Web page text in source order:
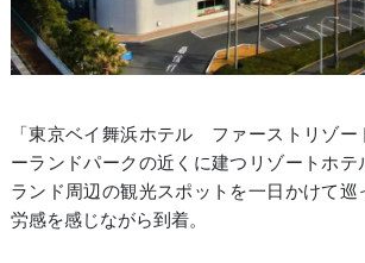
「東京ベイ舞浜ホテル ファーストリゾー
ーランドパークの近くに建つリゾートホテ
ランド周辺の観光スポットを一日かけて巡
労感を感じながら到着。